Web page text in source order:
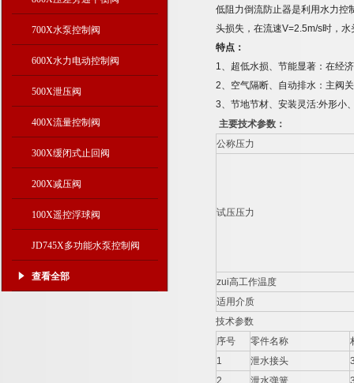
700X水泵控制阀
600X水力电动控制阀
500X泄压阀
400X流量控制阀
300X缓闭式止回阀
200X减压阀
100X遥控浮球阀
JD745X多功能水泵控制阀
查看全部
低阻力倒流防止器是利用水力控
头损失，在流速V=2.5m/s时，水
特点：
1、超低水损、节能显著：在经
2、空气隔断、自动排水：主阀
3、节地节材、安装灵活:外形小
主要技术参数：
公称压力
试压压力
zui高工作温度
适用介质
技术参数
序号
零件名称
1
泄水接头
2
泄水弹簧